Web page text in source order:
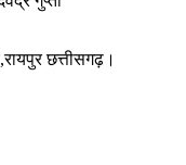
छत्तीसगढ़।